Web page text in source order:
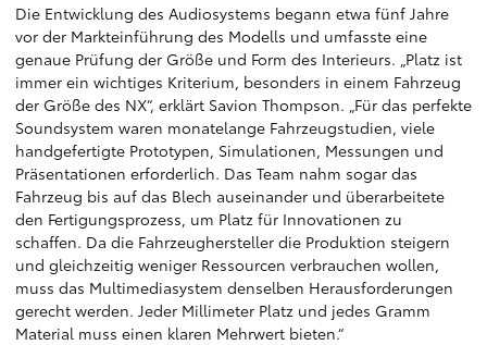
Die Entwicklung des Audiosystems begann etwa fünf Jahre
vor der Markteinführung des Modells und umfasste eine
genaue Prüfung der Größe und Form des Interieurs. „Platz ist
immer ein wichtiges Kriterium, besonders in einem Fahrzeug
der Größe des NX“, erklärt Savion Thompson. „Für das perfekte
Soundsystem waren monatelange Fahrzeugstudien, viele
handgefertigte Prototypen, Simulationen, Messungen und
Präsentationen erforderlich. Das Team nahm sogar das
Fahrzeug bis auf das Blech auseinander und überarbeitete
den Fertigungsprozess, um Platz für Innovationen zu
schaffen. Da die Fahrzeughersteller die Produktion steigern
und gleichzeitig weniger Ressourcen verbrauchen wollen,
muss das Multimediasystem denselben Herausforderungen
gerecht werden. Jeder Millimeter Platz und jedes Gramm
Material muss einen klaren Mehrwert bieten.“